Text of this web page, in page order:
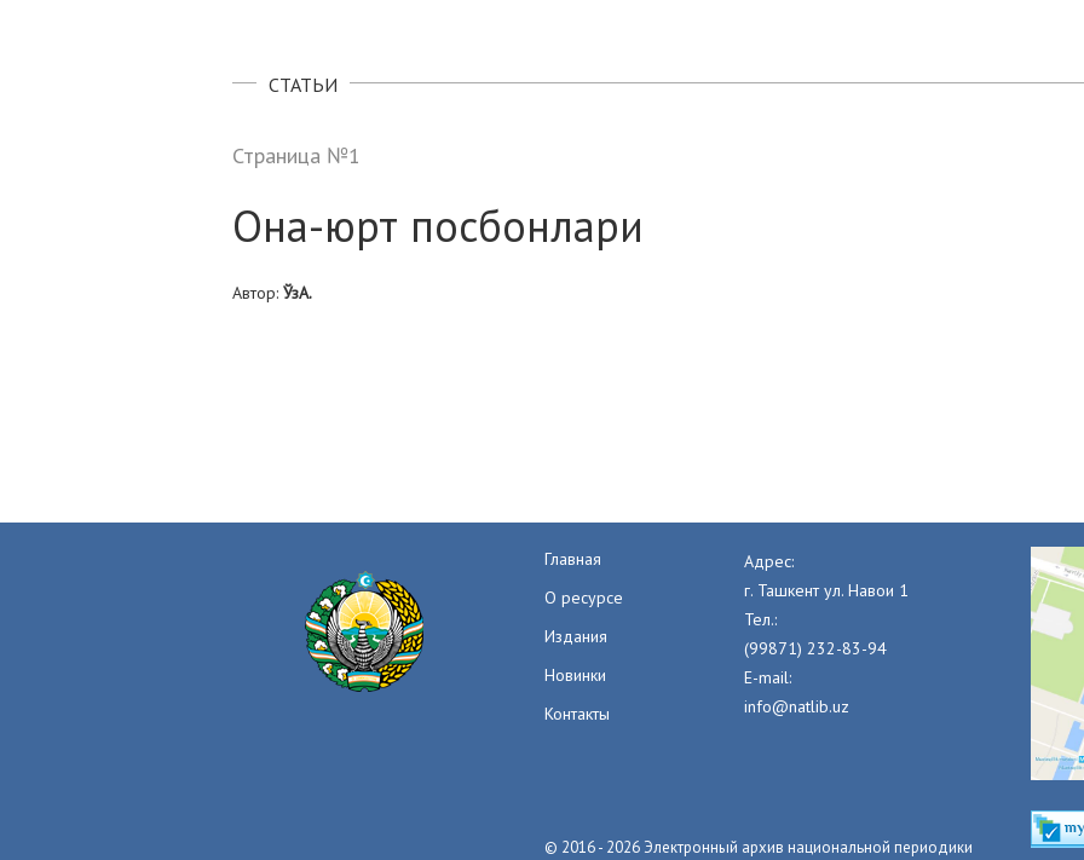
СТАТЬИ
Страница №1
Она-юрт посбонлари
Автор: ЎзА.
Главная
О ресурсе
Издания
Новинки
Контакты
Адрес:
г. Ташкент ул. Навои 1
Тел.:
(99871) 232-83-94
E-mail:
info@natlib.uz
© 2016 - 2026 Электронный архив национальной периодики